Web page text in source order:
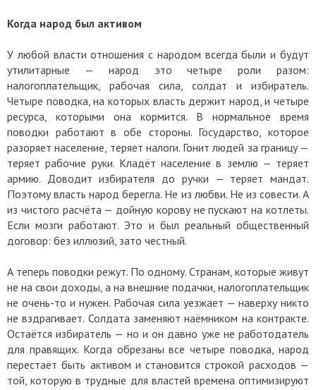
Когда народ был активом
У любой власти отношения с народом всегда были и будут
утилитарные — народ это четыре роли разом:
налогоплательщик, рабочая сила, солдат и избиратель.
Четыре поводка, на которых власть держит народ, и четыре
ресурса, которыми она кормится. В нормальное время
поводки работают в обе стороны. Государство, которое
разоряет население, теряет налоги. Гонит людей за границу —
теряет рабочие руки. Кладёт население в землю — теряет
армию. Доводит избирателя до ручки — теряет мандат.
Поэтому власть народ берегла. Не из любви. Не из совести. А
из чистого расчёта — дойную корову не пускают на котлеты.
Если мозги работают. Это и был реальный общественный
договор: без иллюзий, зато честный.
А теперь поводки режут. По одному. Странам, которые живут
не на свои доходы, а на внешние подачки, налогоплательщик
не очень-то и нужен. Рабочая сила уезжает — наверху никто
не вздрагивает. Солдата заменяют наёмником на контракте.
Остаётся избиратель — но и он давно уже не работодатель
для правящих. Когда обрезаны все четыре поводка, народ
перестаёт быть активом и становится строкой расходов —
той, которую в трудные для властей времена оптимизируют